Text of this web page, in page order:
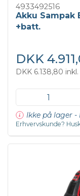
4933492516
Akku Sampak
+batt.
DKK
DKK 6.138,80
Ikke på lager
Erhvervskunde?